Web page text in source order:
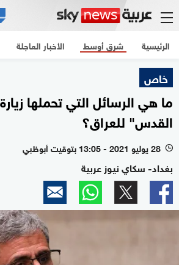
الرئيسية الأخبار العاجلة شرق أوسط
خاص
ما هي الرسائل التي تحملها
القدس" للعراق؟
l 28 يوليو 2021 - 13:05 بتوقيت أبوظبي
بغداد- سكاي نيوز عربية